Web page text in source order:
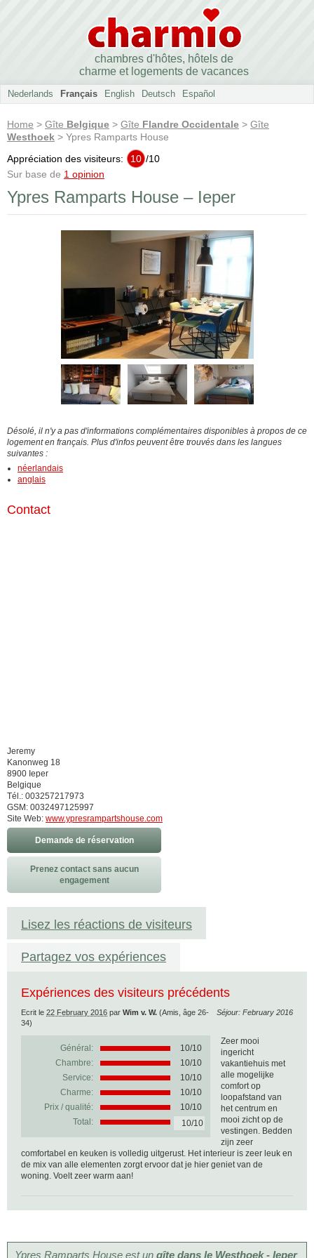
chambres d'hôtes, hôtels de
charme et logements de vacances
Nederlands Français English Deutsch Español
Home > Gîte Belgique > Gîte Flandre Occidentale > Gîte
Westhoek > Ypres Ramparts House
Appréciation des visiteurs:
10 /10
Sur base de 1 opinion
Ypres Ramparts House – Ieper
Désolé, il n'y a pas d'informations complémentaires disponibles à propos de ce
logement en français. Plus d'infos peuvent être trouvés dans les langues
suivantes :
néerlandais
anglais
Contact
Jeremy
Kanonweg 18
8900 Ieper
Belgique
Tél.: 003257217973
GSM: 0032497125997
Site Web: www.ypresrampartshouse.com
Demande de réservation
Prenez contact sans aucun
engagement
Lisez les réactions de visiteurs
Partagez vos expériences
Expériences des visiteurs précédents
Séjour: February 2016
Ecrit le 22 February 2016 par Wim v. W. (Amis, âge 26-
34)
Général: 10/10
Chambre:
10/10
Service:
10/10
Charme:
10/10
Prix / qualité:
10/10
Total:
10/10
Zeer mooi
ingericht
vakantiehuis met
alle mogelijke
comfort op
loopafstand van
het centrum en
mooi zicht op de
vestingen. Bedden
zijn zeer
comfortabel en keuken is volledig uitgerust. Het interieur is zeer leuk en
de mix van alle elementen zorgt ervoor dat je hier geniet van de
woning. Voelt zeer warm aan!
Ypres Ramparts House est un gîte dans le Westhoek - Ieper